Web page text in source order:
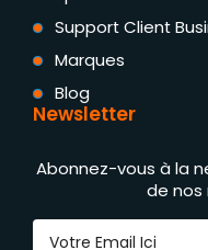
Support Client
Marques
Blog
Newsletter
Abonnez-vous à la
de nos